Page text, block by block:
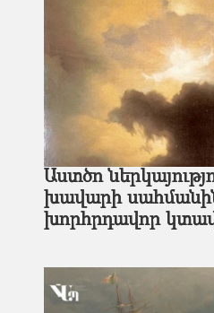
Աստծո
խավարի
խորհրդավոր